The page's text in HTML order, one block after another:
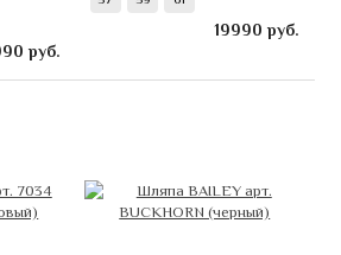
руб.
19990 руб.